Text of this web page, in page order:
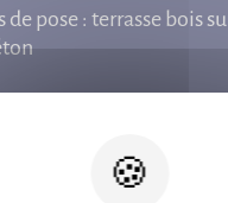
de pose : terrasse bois